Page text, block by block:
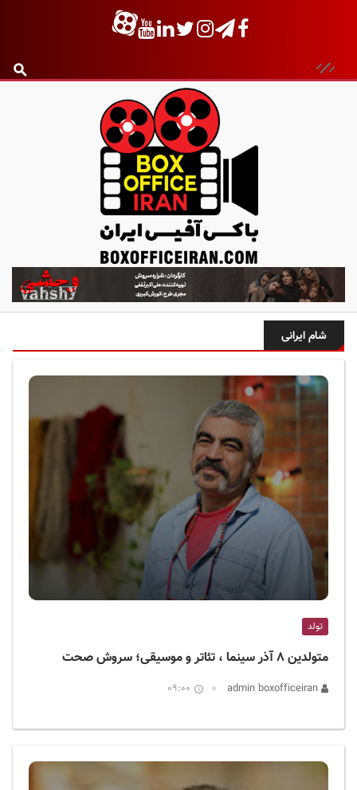
ب
ا
ک
آ
ی
س
ا
ی
ر
ا
ن
شام ایرانی
تولد
متولدین ۸ آذر سینما ، تئاتر و موسیقی؛ سروش صحت
09:00